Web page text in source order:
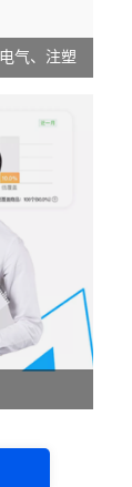
气、注塑